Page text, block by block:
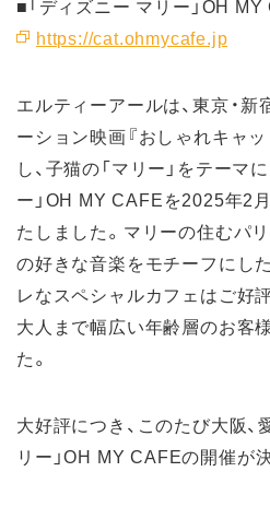
https://cat.ohmycafe.jp
エルティーアールは、東京・新
ーション映画『おしゃれキャ
し、子猫の「マリー」をテーマ
ー」OH MY CAFEを2025年2
たしました。マリーの住むパ
の好きな音楽をモチーフにし
レなスペシャルカフェはご好
大人まで幅広い年齢層のお客
た。
大好評につき、このたび大阪、
リー」OH MY CAFEの開催が